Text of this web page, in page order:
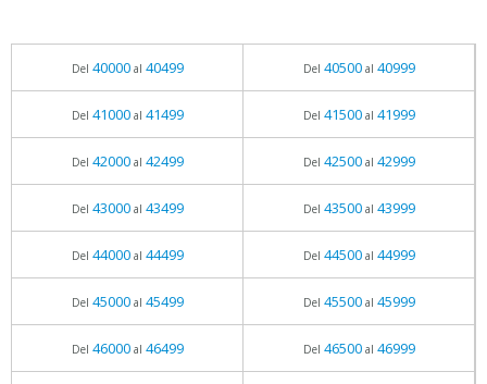
Del 40000al 40499 Del 40500al 40999
Del 41000al 41499 Del 41500al 41999
Del 42000al 42499 Del 42500al 42999
Del 43000al 43499 Del 43500al 43999
Del 44000al 44499 Del 44500al 44999
Del 45000al 45499 Del 45500al 45999
Del 46000al 46499 Del 46500al 46999